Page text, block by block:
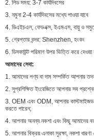
2. লিড সময়: 3-7 কার্যদিবসের
3. নমুনা 2-4 কার্যদিবসের মধ্যে পাওয়া যাবে
4. ডিএইচএল, ফেডএক্স, ইএমএস, বায়ু ও
5. গ্রেপ্তার বন্দর: Shenzhen, হংকং
6. ডিসকাউন্ট পরিমাণ উপর ভিত্তি করে দেওয়া
আমাদের সেবা:
1. আমাদের পণ্য বা দাম সম্পর্কিত আপনার
2. সুপ্রশিক্ষিত ইংরেজিতে আপনার সব
3. OEM এবং ODM, আপনার কাস্টমাইজড
করতে পারেন;
4. আপনার অনন্য নকশা এবং কিছু আমাদের
5. আপনার বিক্রয় এলাকা সুরক্ষা, নকশা